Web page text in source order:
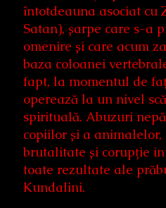
întotdeauna asociat cu
Satan), șarpe care s-a
omenire și care acum
baza coloanei
fapt, la momentul de
operează la un nivel
spirituală. Abuzuri
copiilor și a animalelor,
brutalitate și corupție
toate rezultate ale
Kundalini.